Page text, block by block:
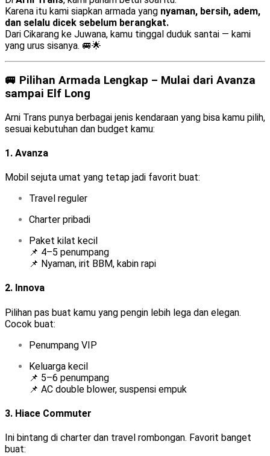
Karena itu kami siapkan armada yang nyaman, bersih, adem,
dan selalu dicek sebelum berangkat.
Dari Cikarang ke Juwana, kamu tinggal duduk santai — kami
yang urus sisanya. 🚐🌟
🚐 Pilihan Armada Lengkap – Mulai dari Avanza
sampai Elf Long
Arni Trans punya berbagai jenis kendaraan yang bisa kamu pilih,
sesuai kebutuhan dan budget kamu:
1. Avanza
Mobil sejuta umat yang tetap jadi favorit buat:
Travel reguler
Charter pribadi
Paket kilat kecil
📌 4–5 penumpang
📌 Nyaman, irit BBM, kabin rapi
2. Innova
Pilihan pas buat kamu yang pengin lebih lega dan elegan.
Cocok buat:
Penumpang VIP
Keluarga kecil
📌 5–6 penumpang
📌 AC double blower, suspensi empuk
3. Hiace Commuter
Ini bintang di charter dan travel rombongan. Favorit banget
buat: